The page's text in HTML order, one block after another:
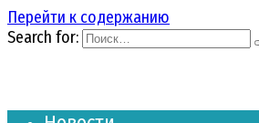
Перейти к содержанию
Search for: